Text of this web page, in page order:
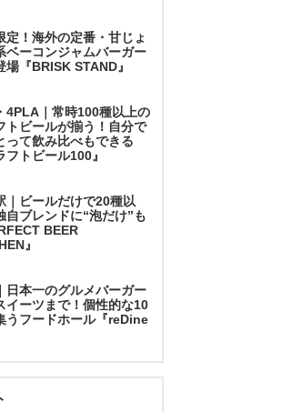
定！海外の定番・甘じょ
ベーコンジャムバーガー
場『BRISK STAND』
4PLA｜常時100種以上の
トビールが揃う！自分で
って飲み比べもできる
フトビール100』
｜ビールだけで20種以
自ブレンドに“泡だけ”も
BEER
』
日本一のグルメバーガー
イーツまで！個性的な10
うフードホール『reDine